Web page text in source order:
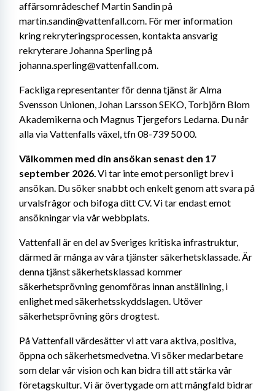
affärsområdeschef Martin Sandin på
martin.sandin@vattenfall.com. För mer information
kring rekryteringsprocessen, kontakta ansvarig
rekryterare Johanna Sperling på
johanna.sperling@vattenfall.com.
Fackliga representanter för denna tjänst är Alma
Svensson Unionen, Johan Larsson SEKO, Torbjörn Blom
Akademikerna och Magnus Tjergefors Ledarna. Du når
alla via Vattenfalls växel, tfn 08-739 50 00.
Välkommen med din ansökan senast den 17
september 2026. Vi tar inte emot personligt brev i
ansökan. Du söker snabbt och enkelt genom att svara på
urvalsfrågor och bifoga ditt CV.Vi tar endast emot
ansökningar via vår webbplats.
Vattenfall är en del av Sveriges kritiska infrastruktur,
därmed är många av våra tjänster säkerhetsklassade. Är
denna tjänst säkerhetsklassad kommer
säkerhetsprövning genomföras innan anställning, i
enlighet med säkerhetsskyddslagen. Utöver
säkerhetsprövning görs drogtest.
På Vattenfall värdesätter vi att vara aktiva, positiva,
öppna och säkerhetsmedvetna. Vi söker medarbetare
som delar vår vision och kan bidra till att stärka vår
företagskultur. Vi är övertygade om att mångfald bidrar